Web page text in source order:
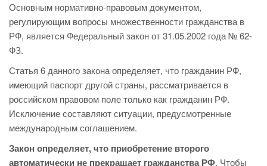
Основным нормативно-правовым документом,
регулирующим вопросы множественности гражданства в
РФ, является Федеральный закон от 31.05.2002 года № 62-
ФЗ.
Статья 6 данного закона определяет, что гражданин РФ,
имеющий паспорт другой страны, рассматривается в
российском правовом поле только как гражданин РФ.
Исключение составляют ситуации, предусмотренные
международным соглашением.
Закон определяет, что приобретение второго
автоматически не прекращает гражданства РФ. Чтобы